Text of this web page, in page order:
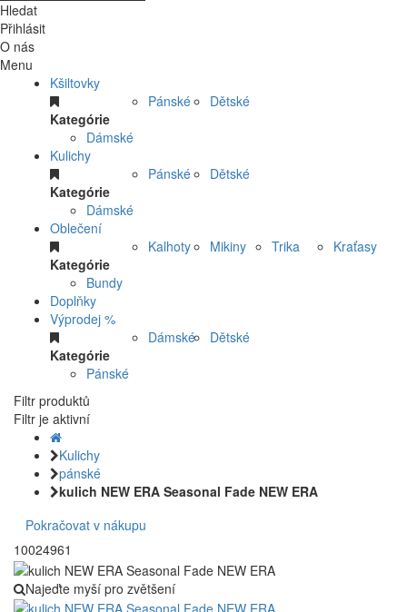
Hledat
Přihlásit
O nás
Menu
Kšiltovky
Kategórie
Dámské
Pánské Dětské
Kulichy
Kategórie
Dámské
Pánské Dětské
Oblečení
Kategórie
Bundy
Kalhoty Mikiny Trika Kraťasy
Doplňky
Výprodej %
Kategórie
Pánské
Dámské Dětské
Filtr produktů
Filtr je aktivní
Kulichy
pánské
kulich NEW ERA Seasonal Fade NEW ERA
Pokračovat v nákupu
10024961
Najeďte myší pro zvětšení